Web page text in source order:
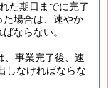
た期日までに完了
た場合は、速やか
ならない。
、事業完了後、速
しなければならな